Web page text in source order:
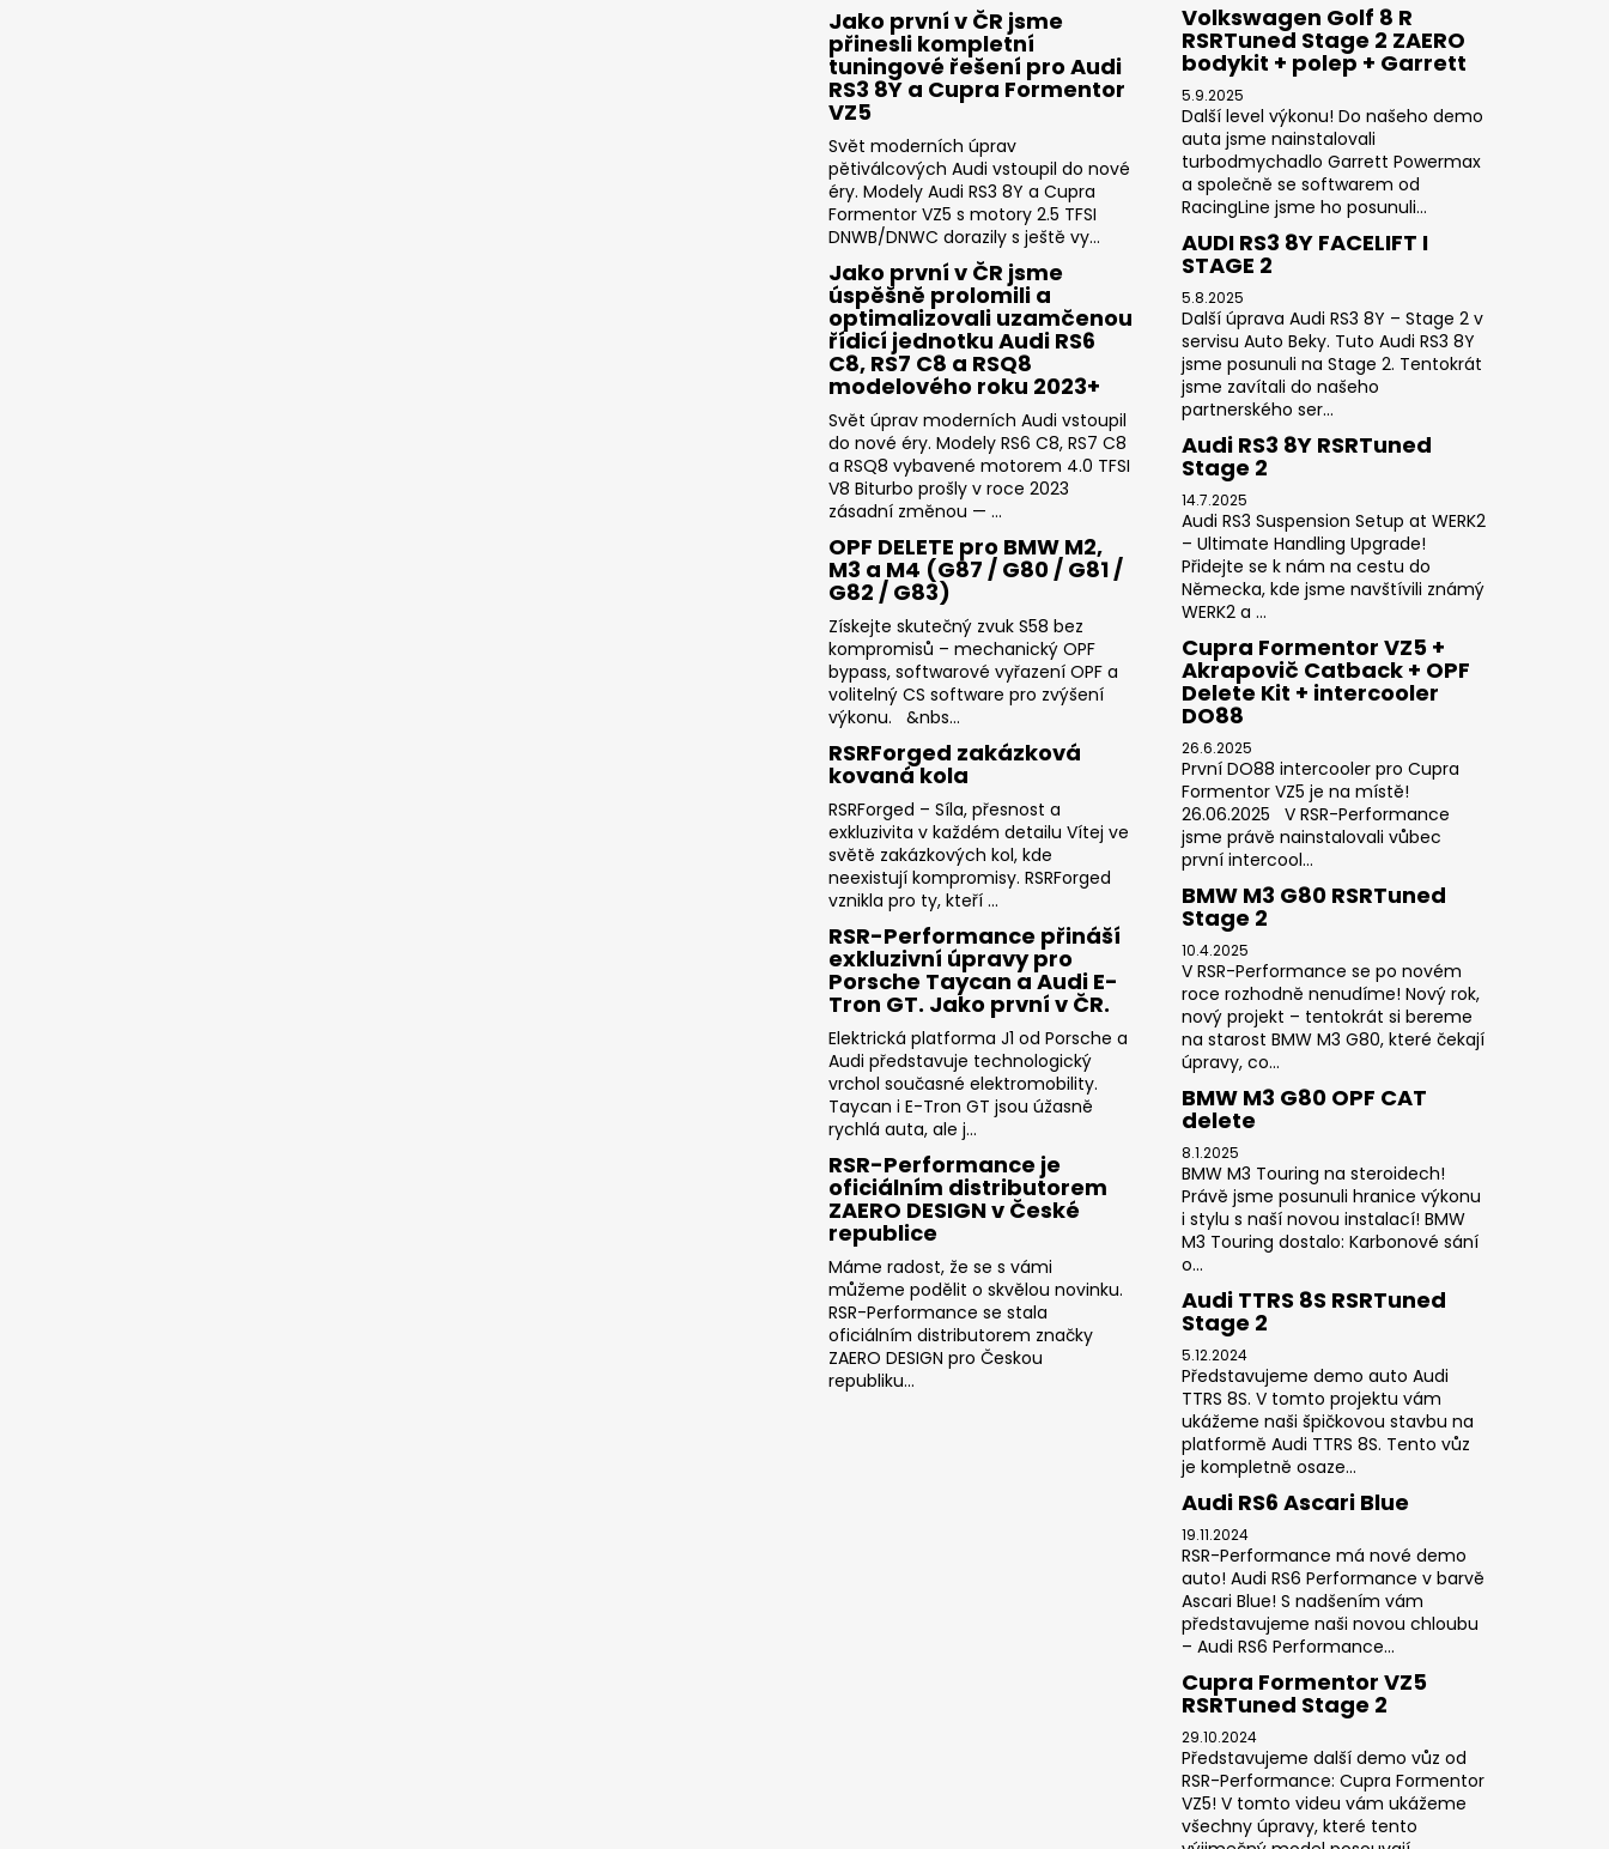
Jako první v ČR jsme
přinesli kompletní
tuningové řešení pro Audi
RS3 8Y a Cupra Formentor
VZ5
Svět moderních úprav
pětiválcových Audi vstoupil do nové
éry. Modely Audi RS3 8Y a Cupra
Formentor VZ5 s motory 2.5 TFSI
DNWB/DNWC dorazily s ještě vy...
Jako první v ČR jsme
úspěšně prolomili a
optimalizovali uzamčenou
řídicí jednotku Audi RS6
C8, RS7 C8 a RSQ8
modelového roku 2023+
Svět úprav moderních Audi vstoupil
do nové éry. Modely RS6 C8, RS7 C8
a RSQ8 vybavené motorem 4.0 TFSI
V8 Biturbo prošly v roce 2023
zásadní změnou — ...
OPF DELETE pro BMW M2,
M3 a M4 (G87 / G80 / G81 /
G82 / G83)
Získejte skutečný zvuk S58 bez
kompromisů – mechanický OPF
bypass, softwarové vyřazení OPF a
volitelný CS software pro zvýšení
výkonu. &nbs...
RSRForged zakázková
kovaná kola
RSRForged – Síla, přesnost a
exkluzivita v každém detailu Vítej ve
světě zakázkových kol, kde
neexistují kompromisy. RSRForged
vznikla pro ty, kteří ...
RSR-Performance přináší
exkluzivní úpravy pro
Porsche Taycan a Audi E-
Tron GT. Jako první v ČR.
Elektrická platforma J1 od Porsche a
Audi představuje technologický
vrchol současné elektromobility.
Taycan i E-Tron GT jsou úžasně
rychlá auta, ale j...
RSR-Performance je
oficiálním distributorem
ZAERO DESIGN v České
republice
Máme radost, že se s vámi
můžeme podělit o skvělou novinku.
RSR-Performance se stala
oficiálním distributorem značky
ZAERO DESIGN pro Českou
republiku...
Volkswagen Golf 8 R
RSRTuned Stage 2 ZAERO
bodykit + polep + Garrett
5.9.2025
Další level výkonu! Do našeho demo
auta jsme nainstalovali
turbodmychadlo Garrett Powermax
a společně se softwarem od
RacingLine jsme ho posunuli...
AUDI RS3 8Y FACELIFT I
STAGE 2
5.8.2025
Další úprava Audi RS3 8Y – Stage 2 v
servisu Auto Beky. Tuto Audi RS3 8Y
jsme posunuli na Stage 2. Tentokrát
jsme zavítali do našeho
partnerského ser...
Audi RS3 8Y RSRTuned
Stage 2
14.7.2025
Audi RS3 Suspension Setup at WERK2
– Ultimate Handling Upgrade!
Přidejte se k nám na cestu do
Německa, kde jsme navštívili známý
WERK2 a ...
Cupra Formentor VZ5 +
Akrapovič Catback + OPF
Delete Kit + intercooler
DO88
26.6.2025
První DO88 intercooler pro Cupra
Formentor VZ5 je na místě!
26.06.2025 V RSR-Performance
jsme právě nainstalovali vůbec
první intercool...
BMW M3 G80 RSRTuned
Stage 2
10.4.2025
V RSR-Performance se po novém
roce rozhodně nenudíme! Nový rok,
nový projekt – tentokrát si bereme
na starost BMW M3 G80, které čekají
úpravy, co...
BMW M3 G80 OPF CAT
delete
8.1.2025
BMW M3 Touring na steroidech!
Právě jsme posunuli hranice výkonu
i stylu s naší novou instalací! BMW
M3 Touring dostalo: Karbonové sání
o...
Audi TTRS 8S RSRTuned
Stage 2
5.12.2024
Představujeme demo auto Audi
TTRS 8S. V tomto projektu vám
ukážeme naši špičkovou stavbu na
platformě Audi TTRS 8S. Tento vůz
je kompletně osaze...
Audi RS6 Ascari Blue
19.11.2024
RSR-Performance má nové demo
auto! Audi RS6 Performance v barvě
Ascari Blue! S nadšením vám
představujeme naši novou chloubu
– Audi RS6 Performance...
Cupra Formentor VZ5
RSRTuned Stage 2
29.10.2024
Představujeme další demo vůz od
RSR-Performance: Cupra Formentor
VZ5! V tomto videu vám ukážeme
všechny úpravy, které tento